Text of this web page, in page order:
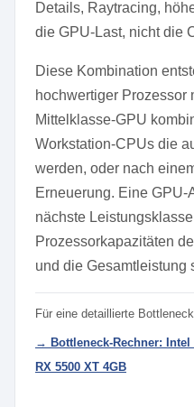
Details, Raytracing,
die GPU-Last, nicht die
Diese Kombination
hochwertiger Prozessor
Mittelklasse-GPU
Workstation-CPUs die
werden, oder nach
Erneuerung. Eine
nächste
Prozessorkapazitäten
und die Gesamtleistung
Für eine detaillierte
→ Bottleneck-Rechner: Intel
RX 5500 XT 4GB